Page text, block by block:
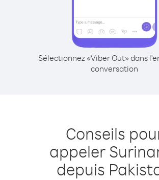
Sélectionnez «Viber Out» dans
conversation
Conseils
appeler
depuis